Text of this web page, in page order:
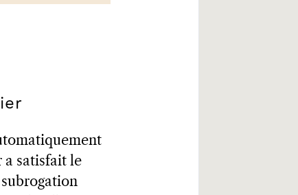
a satisfait le